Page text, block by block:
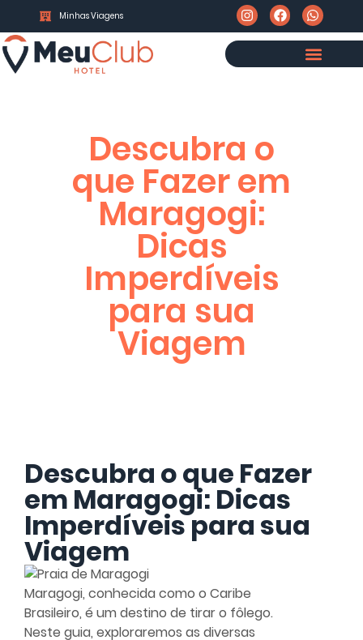
Minhas Viagens
Descubra o
que Fazer em
Maragogi:
Dicas
Imperdíveis
para sua
Viagem
Descubra o que Fazer
em Maragogi: Dicas
Imperdíveis para sua
Viagem
Maragogi, conhecida como o Caribe
Brasileiro, é um destino de tirar o fôlego.
Neste guia, exploraremos as diversas